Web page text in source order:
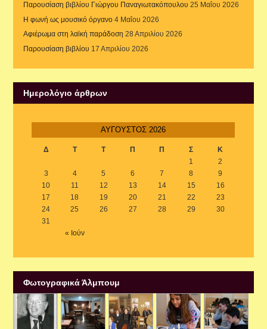
Παρουσίαση βιβλίου Γιώργου Παναγιωτακόπουλου 25 Μαΐου 2026
Η φωνή ως μουσικό όργανο 4 Μαΐου 2026
Αφιέρωμα στη λαϊκή παράδοση 28 Απριλίου 2026
Παρουσίαση βιβλίου 17 Απριλίου 2026
Ημερολόγιο άρθρων
ΑΎΓΟΥΣΤΟΣ 2026
Δ Τ Τ Π Π Σ Κ
« Ιούν
1
2
3
4 5 6 7 8
9
10
11 12 13 14 15
16
17
18 19 20 21 22
23
24
25 26 27 28 29
30
31
Φωτογραφικά Άλμπουμ